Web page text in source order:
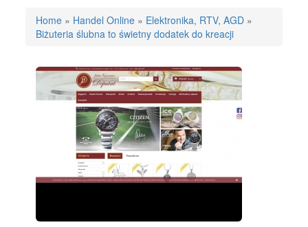
Home » Handel Online » Elektronika, RTV, AGD »
Biżuteria ślubna to świetny dodatek do kreacji